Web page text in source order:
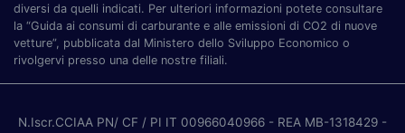
diversi da quelli indicati. Per ulteriori informazioni potete consultare
la “Guida ai consumi di carburante e alle emissioni di CO2 di nuove
vetture”, pubblicata dal Ministero dello Sviluppo Economico o
rivolgervi presso una delle nostre filiali.
N.Iscr.CCIAA PN/ CF / PI IT 00966040966 - REA MB-1318429 -